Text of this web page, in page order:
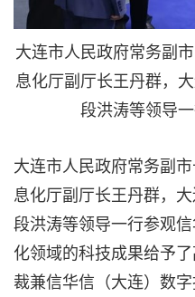
大连市人民政府常务副
息化厅副厅长王丹群，
段洪涛等领导
大连市人民政府常务副
息化厅副厅长王丹群，
段洪涛等领导一行参观
化领域的科技成果给予
裁兼信华信（大连）数